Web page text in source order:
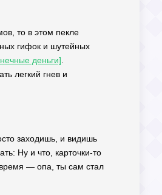
то в этом пекле
гифок и шутейных
деньги]
легкий гнев и
заходишь, и видишь
Ну и что, карточки-то
— опа, ты сам стал